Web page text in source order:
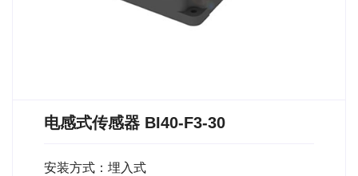
电感式传感器 BI40-F3-30
安装方式：埋入式